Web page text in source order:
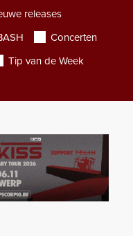
releases
Concerten
Tip van de Week